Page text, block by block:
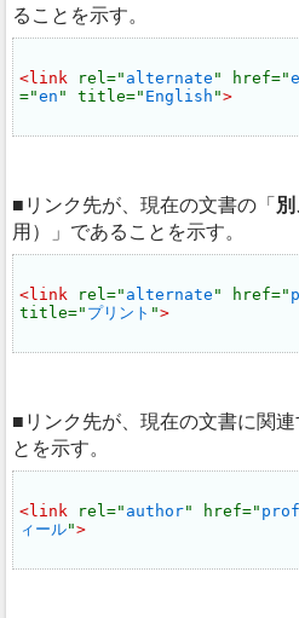
ることを示す。
<link rel=" alternate " href="
="en " title=" English ">
リンク先が、現在の文書の
用）
であることを示す。
<link rel=" alternate " href="
title=" プリント ">
リンク先が、現在の文書に関連
とを示す。
<link rel=" author" href="
ィール">